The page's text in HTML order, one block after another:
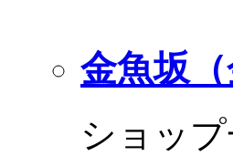
金魚坂（
ショッ